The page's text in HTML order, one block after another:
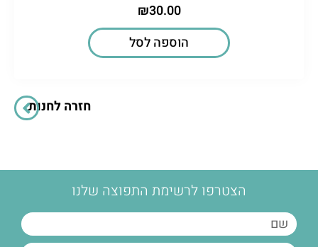
₪30.00
הוספה לסל
חזרה לחנות
הצטרפו לרשימת התפוצה שלנו